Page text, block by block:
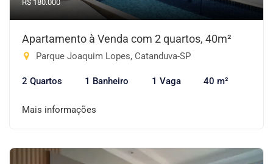
R$ 180.000
Apartamento à Venda com 2 quartos, 40m²
Parque Joaquim Lopes, Catanduva-SP
2 Quartos 1 Banheiro 1 Vaga 40 m²
Mais informações